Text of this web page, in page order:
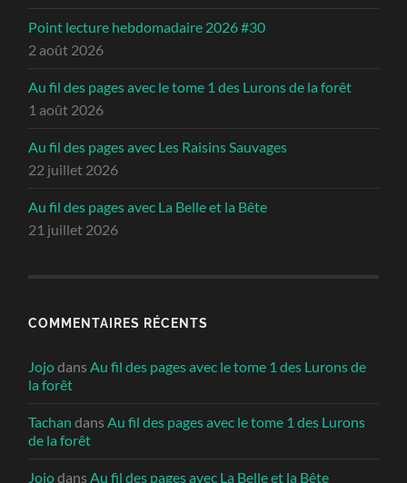
Point lecture hebdomadaire 2026 #30
2 août 2026
Au fil des pages avec le tome 1 des Lurons de la forêt
1 août 2026
Au fil des pages avec Les Raisins Sauvages
22 juillet 2026
Au fil des pages avec La Belle et la Bête
21 juillet 2026
COMMENTAIRES RÉCENTS
JojodansAu fil des pages avec le tome 1 des Lurons de
la forêt
Tachan dansAu fil des pages avec le tome 1 des Lurons
de la forêt
JojodansAu fil des pages avec La Belle et la Bête